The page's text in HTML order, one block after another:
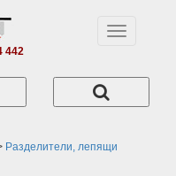
442
Toggle
Разделители, лепящи